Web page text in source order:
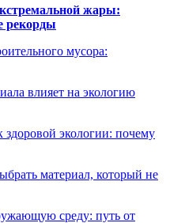
жары:
рекорды
мусора:
влияет на экологию
экологии: почему
материал, который не
среду: путь от